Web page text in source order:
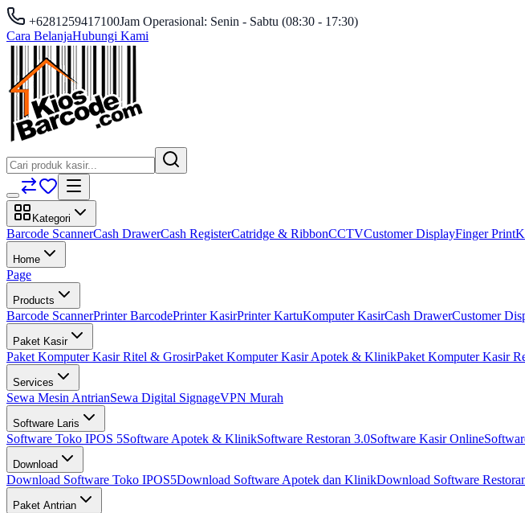
+6281259417100Jam Operasional: Senin - Sabtu (08:30 - 17:30)
Cara BelanjaHubungi Kami
Kategori
Barcode ScannerCash DrawerCash RegisterCatridge & RibbonCCTVCustomer DisplayFinger Print
Home
Page
Products
Barcode ScannerPrinter BarcodePrinter KasirPrinter KartuKomputer KasirCash DrawerCustomer
Paket Kasir
Paket Komputer Kasir Ritel & GrosirPaket Komputer Kasir Apotek & KlinikPaket Komputer Kasir
Services
Sewa Mesin AntrianSewa Digital SignageVPN Murah
Software Laris
Software Toko IPOS 5Software Apotek & KlinikSoftware Restoran 3.0Software Kasir Online
Download
Download Software Toko IPOS5Download Software Apotek dan KlinikDownload Software
Paket Antrian